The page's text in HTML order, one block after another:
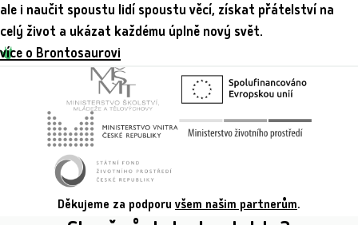
ale i naučit spoustu lidí spoustu věcí, získat přátelství na
celý život a ukázat každému úplně nový svět.
více o Brontosaurovi
Děkujeme za podporu všem našim partnerům.